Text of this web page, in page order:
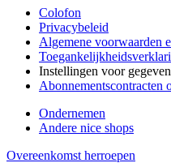
Colofon
Privacybeleid
Algemene voorwaarden
Instellingen voor
Abonnementscontracten
Ondernemen
Andere nice shops
Overeenkomst herroepen